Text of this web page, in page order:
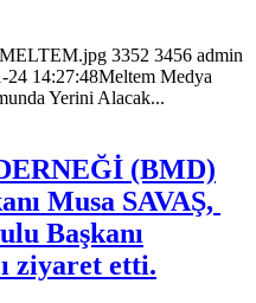
3352 3456 admin
24 14:27:48Meltem Medya
Yerini Alacak...
(BMD)
Musa SAVAŞ,
Başkanı
ziyaret etti.